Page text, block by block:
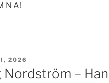
N A!
2026
Nordström –